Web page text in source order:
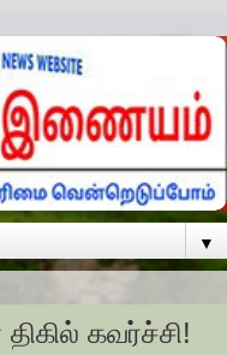
▼
கவர்ச்சி!